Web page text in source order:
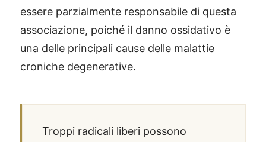
essere parzialmente responsabile di questa
associazione, poiché il danno ossidativo è
una delle principali cause delle malattie
croniche degenerative.
Troppi radicali liberi possono